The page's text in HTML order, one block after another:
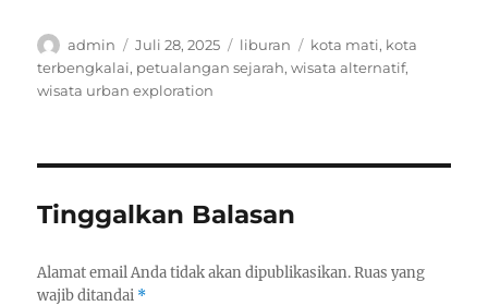
Author
admin
Posted
on
Juli 28, 2025 Categories
liburan Tags
kota mati, kota
terbengkalai, petualangan sejarah,wisata alternatif,
wisata urban exploration
Tinggalkan Balasan
Alamat email Anda tidak akan dipublikasikan. Ruas yang
wajib ditandai *